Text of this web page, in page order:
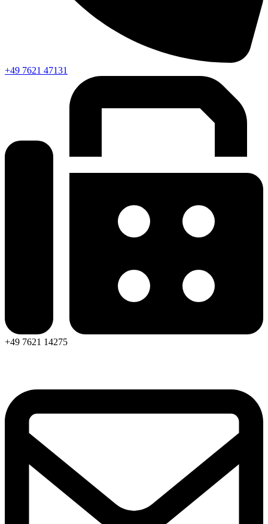
+49 7621 47131
+49 7621 14275